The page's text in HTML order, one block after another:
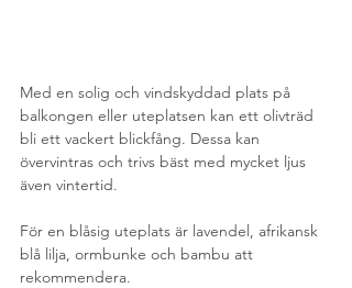
Med en solig och vindskyddad plats på
balkongen eller uteplatsen kan ett olivträd
bli ett vackert blickfång. Dessa kan
övervintras och trivs bäst med mycket ljus
även vintertid.
För en blåsig uteplats är lavendel, afrikansk
blå lilja, ormbunke och bambu att
rekommendera.